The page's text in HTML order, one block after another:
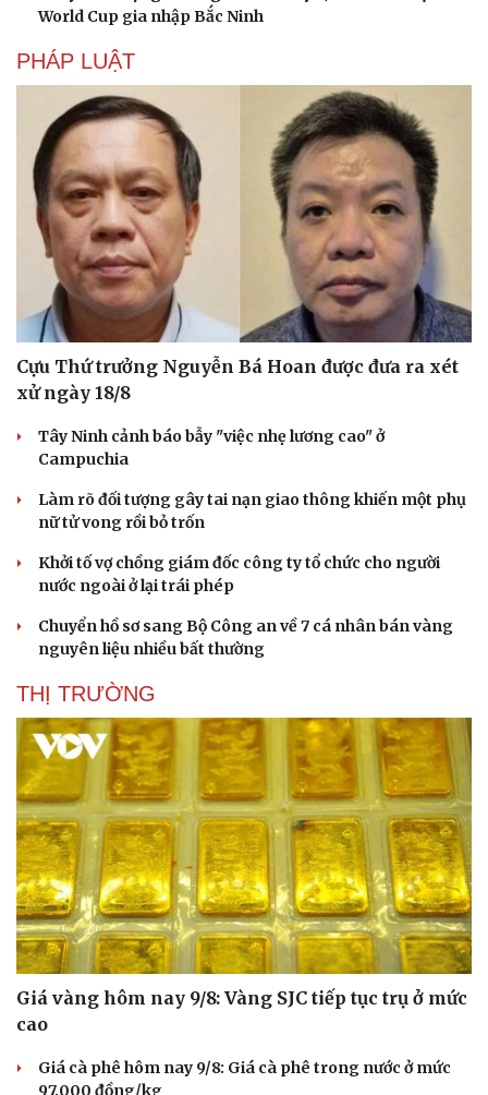
Văn hóa
Sân khấu - Điện ảnh
Văn học
Âm nhạc
Giải trí
Thời trang
Sao Việt
World Cup gia nhập Bắc Ninh
PHÁP LUẬT
Cựu Thứ trưởng Nguyễn Bá Hoan được đưa ra xét
xử ngày 18/8
Tây Ninh cảnh báo bẫy "việc nhẹ lương cao" ở
Campuchia
Làm rõ đối tượng gây tai nạn giao thông khiến một phụ
nữ tử vong rồi bỏ trốn
Khởi tố vợ chồng giám đốc công ty tổ chức cho người
nước ngoài ở lại trái phép
Chuyển hồ sơ sang Bộ Công an về 7 cá nhân bán vàng
nguyên liệu nhiều bất thường
THỊ TRƯỜNG
Giá vàng hôm nay 9/8: Vàng SJC tiếp tục trụ ở mức
cao
Giá cà phê hôm nay 9/8: Giá cà phê trong nước ở mức
97.000 đồng/kg